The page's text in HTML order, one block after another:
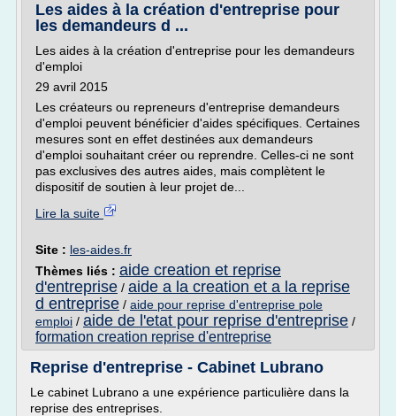
Les aides à la création d'entreprise pour
les demandeurs d ...
Les aides à la création d'entreprise pour les demandeurs
d'emploi
29 avril 2015
Les créateurs ou repreneurs d'entreprise demandeurs
d'emploi peuvent bénéficier d'aides spécifiques. Certaines
mesures sont en effet destinées aux demandeurs
d'emploi souhaitant créer ou reprendre. Celles-ci ne sont
pas exclusives des autres aides, mais complètent le
dispositif de soutien à leur projet de...
Lire la suite
Site : les-aides.fr
Thèmes liés : aide creation et reprise
d'entreprise / aide a la creation et a la reprise
d entreprise / aide pour reprise d'entreprise pole
emploi / aide de l'etat pour reprise d'entreprise /
formation creation reprise d'entreprise
Reprise d'entreprise - Cabinet Lubrano
Le cabinet Lubrano a une expérience particulière dans la
reprise des entreprises.